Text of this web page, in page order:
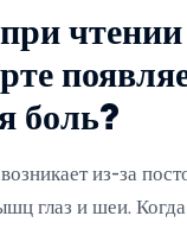
чтении
боль?
из-за
глаз и шеи. Когда